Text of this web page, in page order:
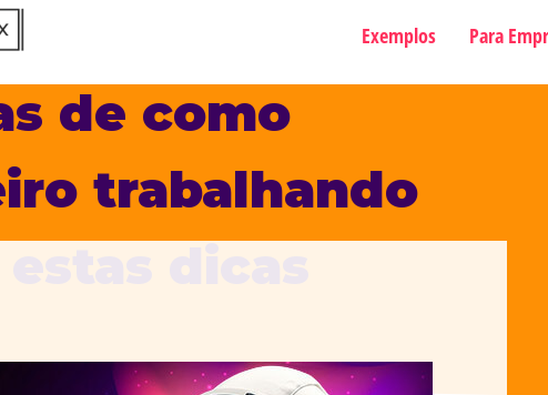
Exemplos Para
de como
trabalhando